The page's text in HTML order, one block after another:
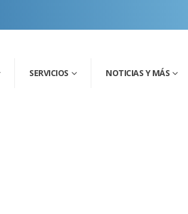
SERVICIOS NOTICIAS Y MÁS